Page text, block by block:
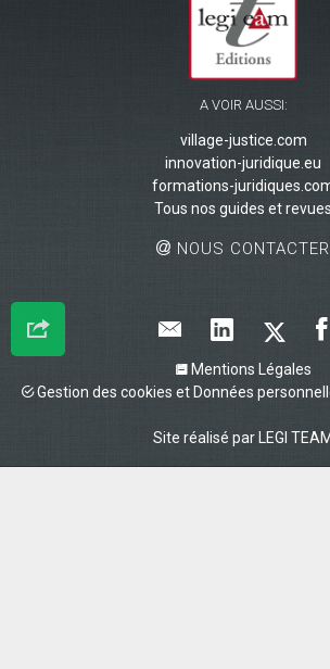
A VOIR AUSSI:
village-justice.com
innovation-juridique.eu
formations-
Tous nos guides et revues
NOUS CONTACTER
Mentions Légales
Gestion des cookies et Données
Site réalisé par LEGI TEAM